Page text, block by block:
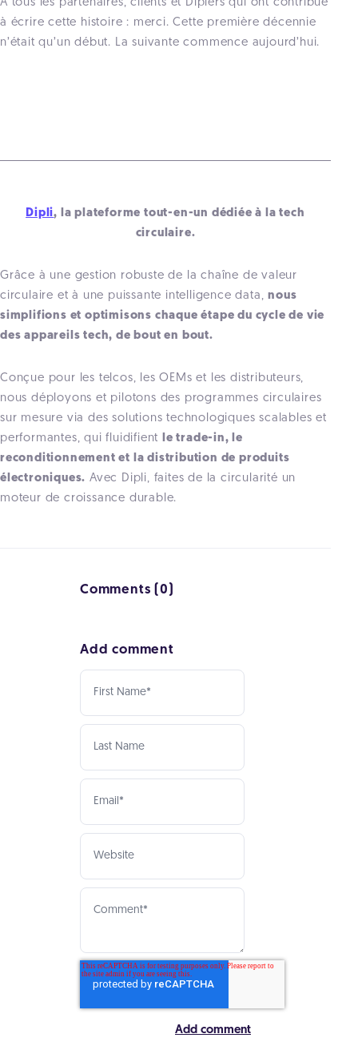
À tous les partenaires, clients et Diplers qui ont contribué
à écrire cette histoire : merci. Cette première décennie
n’était qu’un début. La suivante commence aujourd’hui.
Dipli, la plateforme tout-en-un dédiée à la tech
circulaire.
Grâce à une gestion robuste de la chaîne de valeur
circulaire et à une puissante intelligence data, nous
simplifions et optimisons chaque étape du cycle de vie
des appareils tech, de bout en bout.
Conçue pour les telcos, les OEMs et les distributeurs,
nous déployons et pilotons des programmes circulaires
sur mesure via des solutions technologiques scalables et
performantes, qui fluidifient
le trade-in, le
reconditionnement et la distribution de produits
électroniques. Avec Dipli, faites de la circularité un
moteur de croissance durable.
Comments (0)
Add comment